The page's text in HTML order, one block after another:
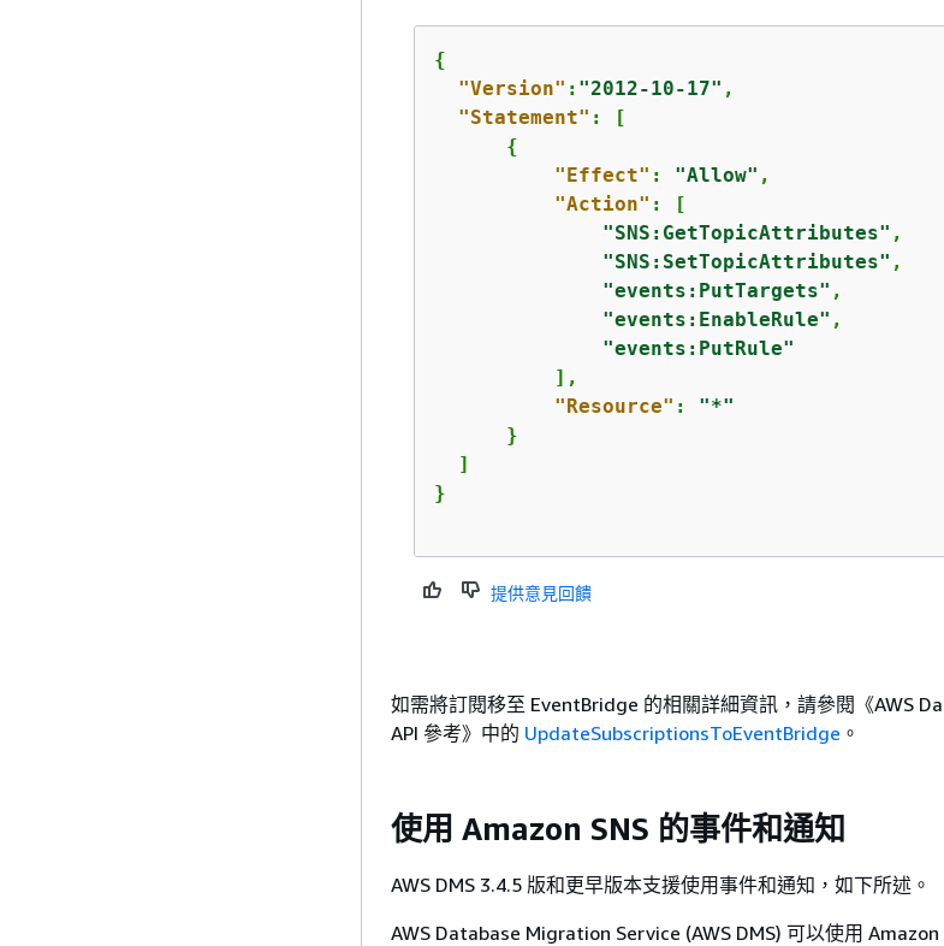
{
"Version" : "2012-10-17" ,
"Statement" : [
{
"Effect" : "Allow" ,
"Action" : [
"SNS:GetTopicAttributes" ,
"SNS:SetTopicAttributes" ,
"events:PutTargets" ,
"events:EnableRule" ,
"events:PutRule"
          ],
"Resource" : "*"
      }
  ]
}
提供意見回饋
如需將訂閱移至 EventBridge 的相關詳細資訊，請參閱《AWS
API 參考》 中的 UpdateSubscriptionsToEventBridge 。
使用 Amazon SNS 的事件和通知
AWS DMS 3.4.5 版和更早版本支援使用事件和通知，如下所述。
AWS Database Migration Service (AWS DMS) 可以使用